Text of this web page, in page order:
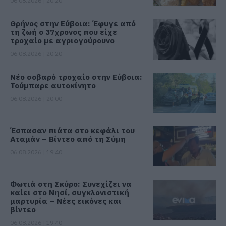
Θρήνος στην Εύβοια: Έφυγε από
τη ζωή ο 37χρονος που είχε
τροχαίο με αγριογούρουνο
Νέο σοβαρό τροχαίο στην Εύβοια:
Τούμπαρε αυτοκίνητο
Έσπασαν πιάτα στο κεφάλι του
Αταμάν – Βίντεο από τη Σύμη
Φωτιά στη Σκύρο: Συνεχίζει να
καίει στο Νησί, συγκλονιστική
μαρτυρία – Νέες εικόνες και
βίντεο